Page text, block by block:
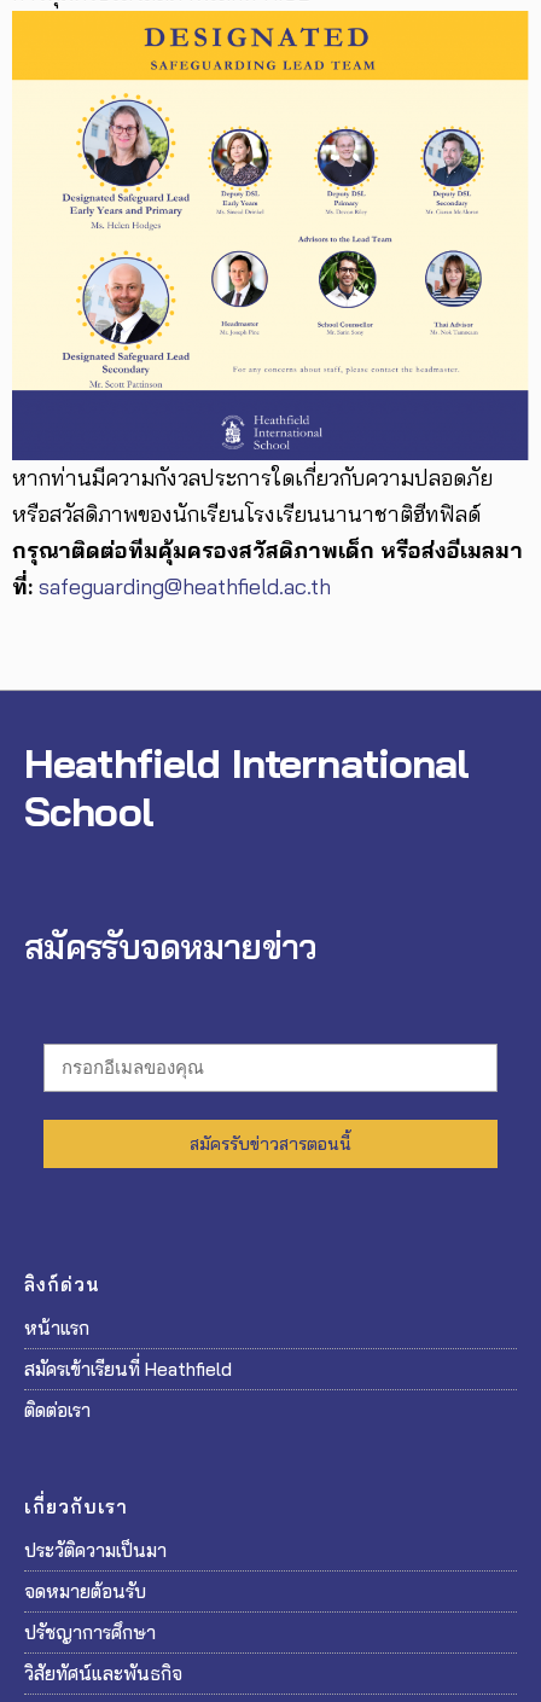
หากท่านมีความกังวลประการใดเกี่ยวกับความปลอดภัย
หรือสวัสดิภาพของนักเรียนโรงเรียนนานาชาติฮีทฟิลด์
กรุณาติดต่อทีมคุ้มครองสวัสดิภาพเด็ก หรือส่งอีเมลมา
ที่: safeguarding@heathfield.ac.th
Heathfield International
School
สมัครรับจดหมายข่าว
สมัครรับข่าวสารตอนนี้
ลิงก์ด่วน
หน้าแรก
สมัครเข้าเรียนที่ Heathfield
ติดต่อเรา
เกี่ยวกับเรา
ประวัติความเป็นมา
จดหมายต้อนรับ
ปรัชญาการศึกษา
วิสัยทัศน์และพันธกิจ